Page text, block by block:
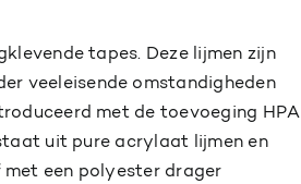
tapes. Deze lijmen zijn
veeleisende omstandigheden
met de toevoeging HPA
uit pure acrylaat lijmen en
een polyester drager